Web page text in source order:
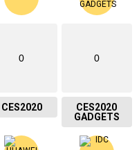
0
CES2020
0
CES2020
GADGETS